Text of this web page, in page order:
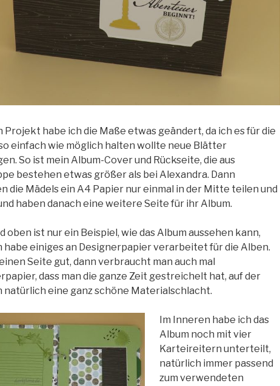
Projekt habe ich die Maße etwas geändert, da ich es für die
einfach wie möglich halten wollte neue Blätter
So ist mein Album-Cover und Rückseite, die aus
bestehen etwas größer als bei Alexandra. Dann
die Mädels ein A4 Papier nur einmal in der Mitte teilen und
haben danach eine weitere Seite für ihr Album.
oben ist nur ein Beispiel, wie das Album aussehen kann,
habe einiges an Designerpapier verarbeitet für die Alben.
Seite gut, dann verbraucht man auch mal
dass man die ganze Zeit gestreichelt hat, auf der
natürlich eine ganz schöne Materialschlacht.
Im Inneren habe ich das
Album noch mit vier
Karteireitern unterteilt,
natürlich immer passend
zum verwendeten